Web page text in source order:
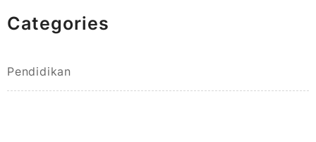
Categories
Pendidikan